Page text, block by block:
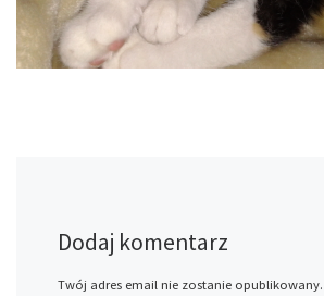
Dodaj komentarz
Twój adres email nie zostanie opublikowany.